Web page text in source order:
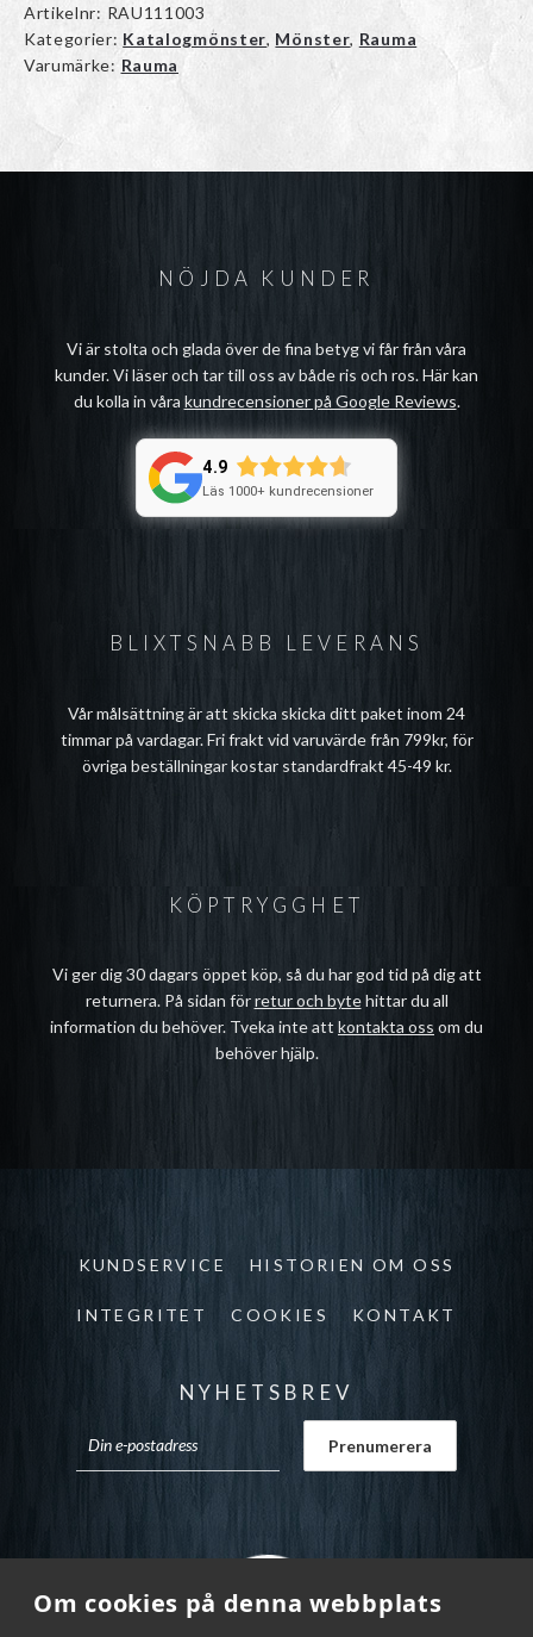
Om cookies på denna webbplats
Artikelnr: RAU111003
Kategorier: Katalogmönster, Mönster, Rauma
Varumärke: Rauma
BLIXTSNABB LEVERANS
Vår målsättning är att skicka skicka ditt paket inom 24
timmar på vardagar. Fri frakt vid varuvärde från 799kr, för
övriga beställningar kostar standardfrakt 45-49 kr.
NÖJDA KUNDER
Vi är stolta och glada över de fina betyg vi får från våra
kunder. Vi läser och tar till oss av både ris och ros. Här kan
du kolla in våra kundrecensioner på Google Reviews.
4.9
Läs 1000+ kundrecensioner
KÖPTRYGGHET
Vi ger dig 30 dagars öppet köp, så du har god tid på dig att
returnera. På sidan förretur och bytehittar du all
information du behöver. Tveka inte att kontakta oss om du
behöver hjälp.
KUNDSERVICE HISTORIEN OM OSS
INTEGRITET COOKIES KONTAKT
NYHETSBREV